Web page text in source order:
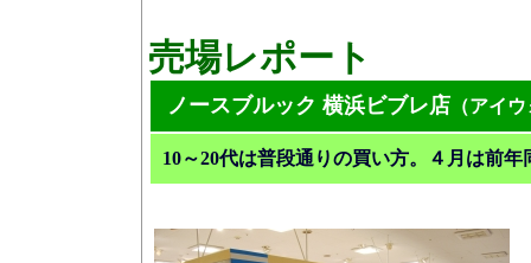
売場レポート
ノースブルック 横浜ビブレ店 （アイ
10～20代は普段通りの買い方。４月は前年